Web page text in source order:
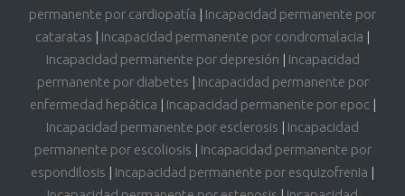
permanente por cardiopatía | Incapacidad permanente por
cataratas | Incapacidad permanente por condromalacia |
Incapacidad permanente por depresión | Incapacidad
permanente por diabetes | Incapacidad permanente por
enfermedad hepática | Incapacidad permanente por epoc|
Incapacidad permanente por esclerosis | Incapacidad
permanente por escoliosis | Incapacidad permanente por
espondilosis | Incapacidad permanente por esquizofrenia |